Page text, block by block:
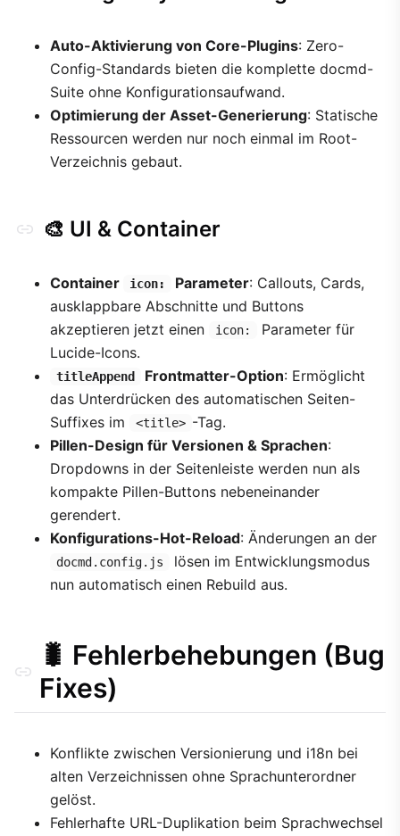
Auto-Aktivierung von Core-Plugins: Zero-
Config-Standards bieten die komplette docmd-
Suite ohne Konfigurationsaufwand.
Optimierung der Asset-Generierung: Statische
Ressourcen werden nur noch einmal im Root-
Verzeichnis gebaut.
🎨 UI & Container
Container icon: Parameter: Callouts, Cards,
ausklappbare Abschnitte und Buttons
akzeptieren jetzt einen
icon:
Parameter für
Lucide-Icons.
titleAppend Frontmatter-Option: Ermöglicht
das Unterdrücken des automatischen Seiten-
Suffixes im
<title> -Tag.
Pillen-Design für Versionen & Sprachen:
Dropdowns in der Seitenleiste werden nun als
kompakte Pillen-Buttons nebeneinander
gerendert.
Konfigurations-Hot-Reload: Änderungen an der
docmd.config.js
lösen im Entwicklungsmodus
nun automatisch einen Rebuild aus.
🐛 Fehlerbehebungen (Bug
Fixes)
Konflikte zwischen Versionierung und i18n bei
alten Verzeichnissen ohne Sprachunterordner
gelöst.
Fehlerhafte URL-Duplikation beim Sprachwechsel